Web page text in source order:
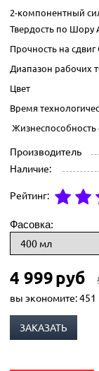
2-компонентный
Твердость по Шору
Прочность на сдвиг
Диапазон рабочих
Цвет
Время
Жизнеспособность
Производитель
Наличие:
Рейтинг:
Фасовка:
4 999руб
вы экономите:451
ЗАКАЗАТЬ